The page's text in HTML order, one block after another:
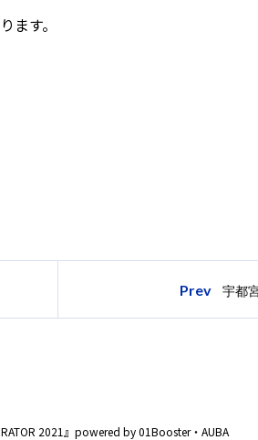
ます。
Prev
2021』powered by 01Booster・AUBA